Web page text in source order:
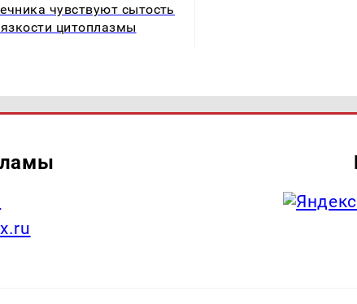
чувствуют сытость
цитоплазмы